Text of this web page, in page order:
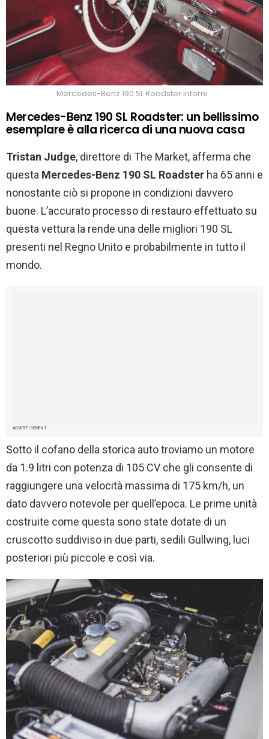
Mercedes-Benz 190 SL Roadster interni
Mercedes-Benz 190 SL Roadster: un bellissimo
esemplare è alla ricerca di una nuova casa
Tristan Judge, direttore di The Market, afferma che
questa Mercedes-Benz 190 SL Roadster ha 65 anni e
nonostante ciò si propone in condizioni davvero
buone. L’accurato processo di restauro effettuato su
questa vettura la rende una delle migliori 190 SL
presenti nel Regno Unito e probabilmente in tutto il
mondo.
ADVERTISEMENT
Sotto il cofano della storica auto troviamo un motore
da 1.9 litri con potenza di 105 CV che gli consente di
raggiungere una velocità massima di 175 km/h, un
dato davvero notevole per quell’epoca. Le prime unità
costruite come questa sono state dotate di un
cruscotto suddiviso in due parti, sedili Gullwing, luci
posteriori più piccole e così via.